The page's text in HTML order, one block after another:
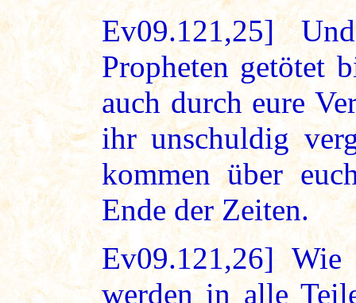
Ev09.121,25]
Propheten getötet
auch durch eure
ihr unschuldig
kommen über
Ende der Zeiten.
Ev09.121,26]
werden in alle